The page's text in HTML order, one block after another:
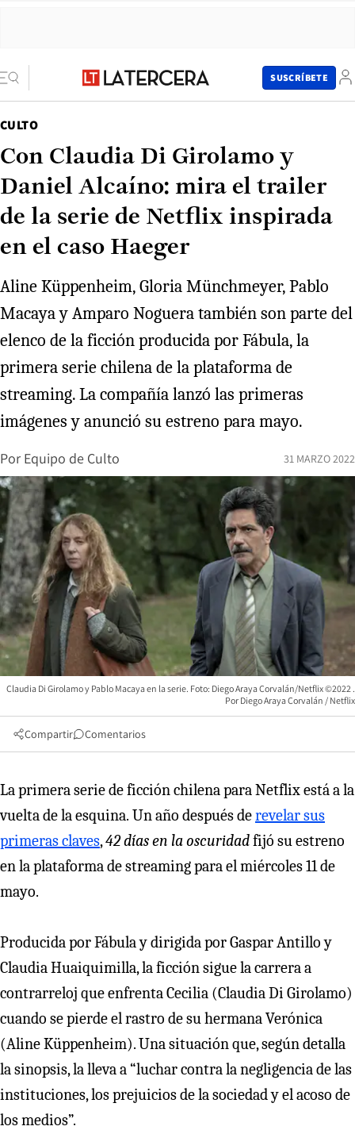
SUSCRÍBETE
CULTO
Con Claudia Di Girolamo y
Daniel Alcaíno: mira el trailer
de la serie de Netflix inspirada
en el caso Haeger
Aline Küppenheim, Gloria Münchmeyer, Pablo
Macaya y Amparo Noguera también son parte del
elenco de la ficción producida por Fábula, la
primera serie chilena de la plataforma de
streaming. La compañía lanzó las primeras
imágenes y anunció su estreno para mayo.
Por Equipo de Culto 31 MARZO 2022
Claudia Di Girolamo y Pablo Macaya en la serie. Foto: Diego Araya Corvalán/Netflix ©2022
Diego Araya Corvalán / Netflix
Compartir Comentarios
La primera serie de ficción chilena para Netflix está a la
vuelta de la esquina. Un año después derevelar sus
primeras claves,42 días en la oscuridadfijó su estreno
en la plataforma de streaming para el miércoles 11 de
mayo.
Producida por Fábula y dirigida por Gaspar Antillo y
Claudia Huaiquimilla, la ficción sigue la carrera a
contrarreloj que enfrenta Cecilia (Claudia Di Girolamo)
cuando se pierde el rastro de su hermana Verónica
(Aline Küppenheim). Una situación que, según detalla
la sinopsis, la lleva a “luchar contra la negligencia de las
instituciones, los prejuicios de la sociedad y el acoso de
los medios”.